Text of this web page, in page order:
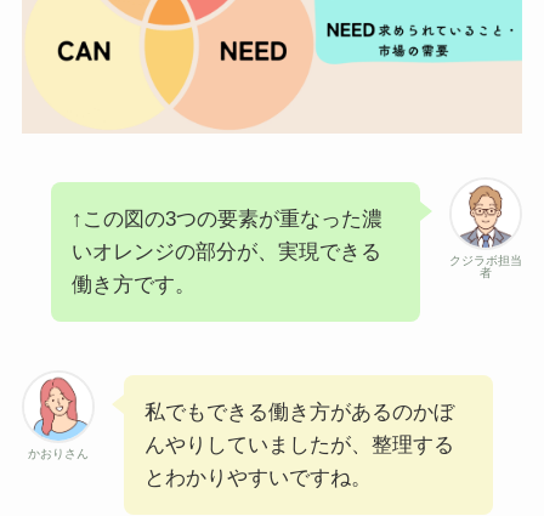
クジラボ担当
者
↑この図の3つの要素が重なった濃
いオレンジの部分が、実現できる
働き方です。
かおりさん
私でもできる働き方があるのかぼ
んやりしていましたが、整理する
とわかりやすいですね。